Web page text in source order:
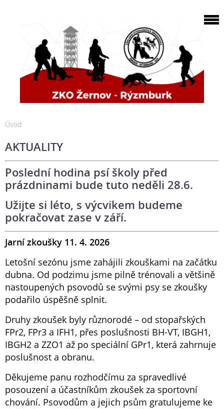
Úvod
AKTUALITY
Poslední hodina psí školy před
prázdninami bude tuto neděli 28.6.
Užijte si léto, s výcvikem budeme
pokračovat zase v září.
Jarní zkoušky 11. 4. 2026
Letošní sezónu jsme zahájili zkouškami na začátku
dubna. Od podzimu jsme pilně trénovali a většině
nastoupených psovodů se svými psy se zkoušky
podařilo úspěšně splnit.
Druhy zkoušek byly různorodé – od stopařských
FPr2, FPr3 a IFH1, přes poslušnosti BH-VT, IBGH1,
IBGH2 a ZZO1 až po speciální GPr1, která zahrnuje
poslušnost a obranu.
Děkujeme panu rozhodčímu za spravedlivé
posouzení a účastníkům zkoušek za sportovní
chování. Psovodům a jejich psům gratulujeme ke